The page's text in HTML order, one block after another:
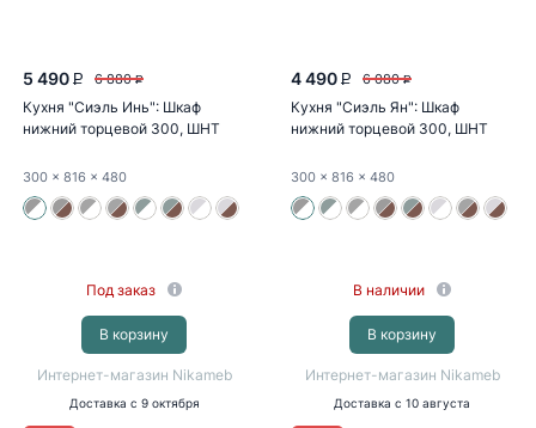
5 490 P 6 880 P
Кухня "Сиэль Инь": Шкаф
нижний торцевой 300, ШНТ
300 x 816 x 480
Под заказ
В корзину
Интернет-магазин Nikameb
Доставка с 9 октября
4 490 P 6 080 P
Кухня "Сиэль Ян": Шкаф
нижний торцевой 300, ШНТ
300 x 816 x 480
В наличии
В корзину
Интернет-магазин Nikameb
Доставка с 10 августа